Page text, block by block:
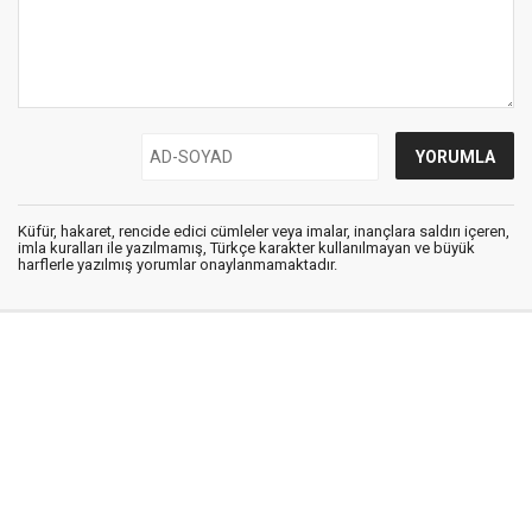
Küfür, hakaret, rencide edici cümleler veya imalar, inançlara saldırı içeren,
imla kuralları ile yazılmamış, Türkçe karakter kullanılmayan ve büyük
harflerle yazılmış yorumlar onaylanmamaktadır.